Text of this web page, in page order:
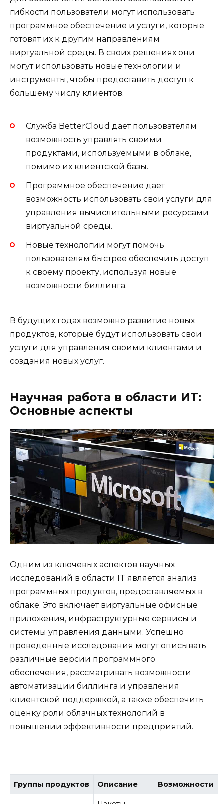
гибкости пользователи могут использовать
программное обеспечение и услуги, которые
готовят их к другим направлениям
виртуальной среды. В своих решениях они
могут использовать новые технологии и
инструменты, чтобы предоставить доступ к
большему числу клиентов.
Служба BetterCloud дает пользователям
возможность управлять своими
продуктами, используемыми в облаке,
помимо их клиентской базы.
Программное обеспечение дает
возможность использовать свои услуги для
управления вычислительными ресурсами
виртуальной среды.
Новые технологии могут помочь
пользователям быстрее обеспечить доступ
к своему проекту, используя новые
возможности биллинга.
В будущих годах возможно развитие новых
продуктов, которые будут использовать свои
услуги для управления своими клиентами и
создания новых услуг.
Научная работа в области ИТ:
Основные аспекты
Одним из ключевых аспектов научных
исследований в области IT является анализ
программных продуктов, предоставляемых в
облаке. Это включает виртуальные офисные
приложения, инфраструктурные сервисы и
системы управления данными. Успешно
проведенные исследования могут описывать
различные версии программного
обеспечения, рассматривать возможности
автоматизации биллинга и управления
клиентской поддержкой, а также обеспечить
оценку роли облачных технологий в
повышении эффективности предприятий.
Группы продуктов Описание Возможности